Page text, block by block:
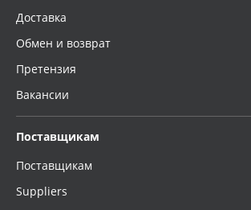
Доставка
Обмен и возврат
Претензия
Вакансии
Поставщикам
Поставщикам
Suppliers